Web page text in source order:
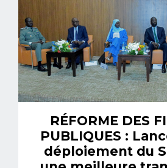
RÉFORME DES
PUBLIQUES :
déploiement du